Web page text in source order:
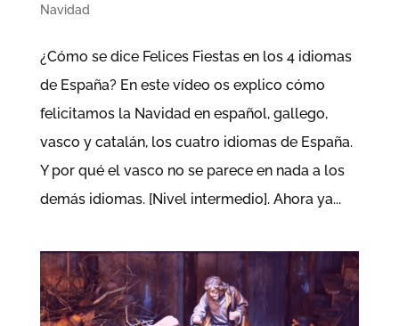
Navidad
¿Cómo se dice Felices Fiestas en los 4 idiomas
de España? En este vídeo os explico cómo
felicitamos la Navidad en español, gallego,
vasco y catalán, los cuatro idiomas de España.
Y por qué el vasco no se parece en nada a los
demás idiomas. [Nivel intermedio]. Ahora ya...